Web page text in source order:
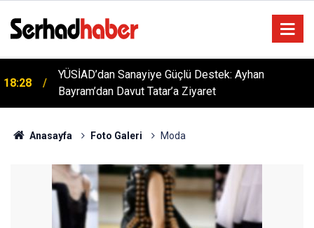
18:28
YÜSİAD’dan Sanayiye Güçlü Destek: Ayhan
Bayram’dan Davut Tatar’a Ziyaret
Anasayfa Foto Galeri Moda